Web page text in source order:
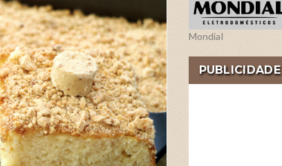
JUN 23
Mondial
PUBLICIDADE